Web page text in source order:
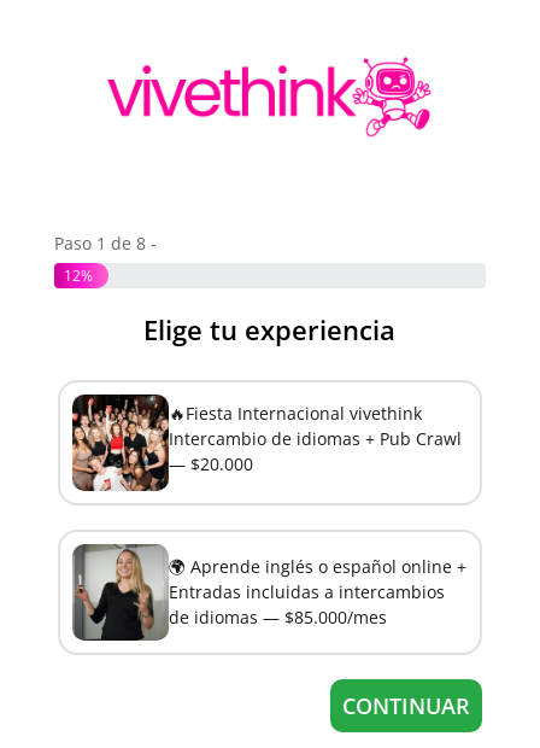
Paso 1 de 8 -
12%
Elige tu experiencia
🔥Fiesta Internacional vivethink
Intercambio de idiomas + Pub Crawl
— $20.000
🌍 Aprende inglés o español online +
Entradas incluidas a intercambios
de idiomas — $85.000/mes
CONTINUAR